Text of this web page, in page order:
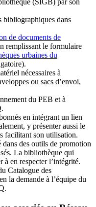
bibliographiques dans
de documents de
remplissant le formulaire
urbaines du
nécessaires à
ou sacs d’envoi,
du PEB et à
en intégrant un lien
y présenter aussi le
facilitant son utilisation.
des outils de promotion
La bibliothèque qui
à en respecter l’intégrité.
Catalogue des
la demande à l’équipe du